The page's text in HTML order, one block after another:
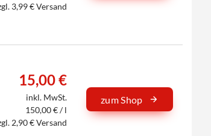
3,99 € Versand
15,00 €
inkl. MwSt.
150,00 € / l
2,90 € Versand
zum Shop